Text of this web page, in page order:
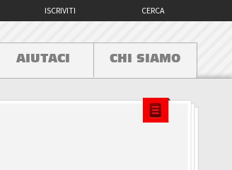
CERCA
ISCRIVITI
AIUTACI CHI SIAMO